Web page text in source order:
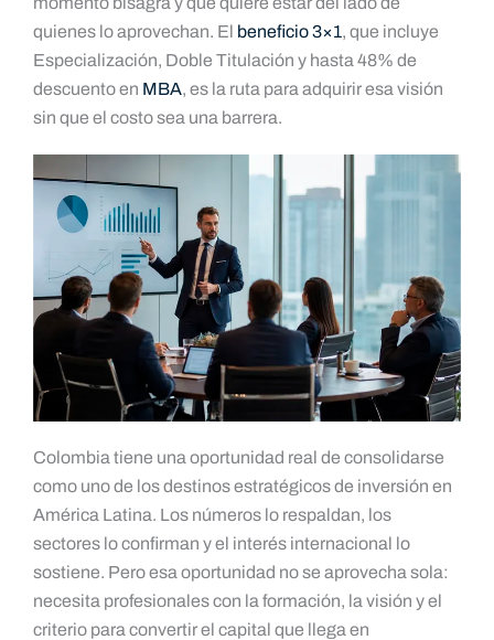
quienes lo aprovechan. El beneficio 3×1, que incluye
Especialización, Doble Titulación y hasta 48% de
descuento en MBA, es la ruta para adquirir esa visión
sin que el costo sea una barrera.
Colombia tiene una oportunidad real de consolidarse
como uno de los destinos estratégicos de inversión en
América Latina. Los números lo respaldan, los
sectores lo confirman y el interés internacional lo
sostiene. Pero esa oportunidad no se aprovecha sola:
necesita profesionales con la formación, la visión y el
criterio para convertir el capital que llega en